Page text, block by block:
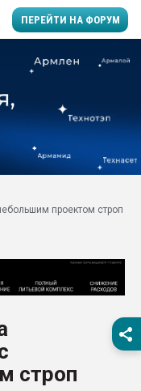
ПЕРЕЙТИ НА ФОРУМ
заводу пластмасс"
28.07.2026
первый план в
28.07.2026
ситуацией на
Всё, что касается
проектом строп
строп